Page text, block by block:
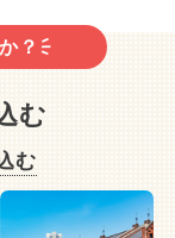
？
む
む